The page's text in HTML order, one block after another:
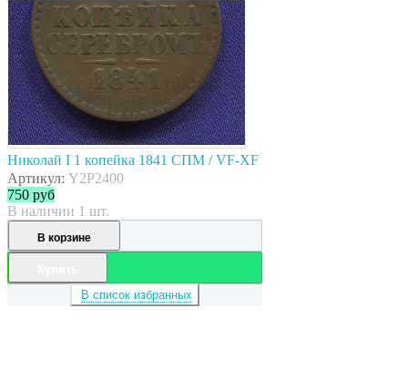
Николай I 1 копейка 1841 СПМ / VF-XF
Артикул: Y2P2400
750 руб
В наличии 1 шт.
В корзине
В список избранных